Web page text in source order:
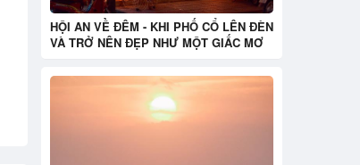
HỘI AN VỀ ĐÊM - KHI PHỐ CỔ LÊN ĐÈN
VÀ TRỞ NÊN ĐẸP NHƯ MỘT GIẤC MƠ